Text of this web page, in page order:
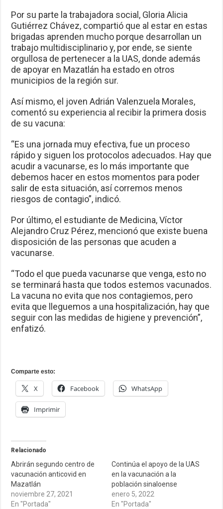
Por su parte la trabajadora social, Gloria Alicia
Gutiérrez Chávez, compartió que al estar en estas
brigadas aprenden mucho porque desarrollan un
trabajo multidisciplinario y, por ende, se siente
orgullosa de pertenecer a la UAS, donde además
de apoyar en Mazatlán ha estado en otros
municipios de la región sur.
Así mismo, el joven Adrián Valenzuela Morales,
comentó su experiencia al recibir la primera dosis
de su vacuna:
“Es una jornada muy efectiva, fue un proceso
rápido y siguen los protocolos adecuados. Hay que
acudir a vacunarse, es lo más importante que
debemos hacer en estos momentos para poder
salir de esta situación, así corremos menos
riesgos de contagio”, indicó.
Por último, el estudiante de Medicina, Víctor
Alejandro Cruz Pérez, mencionó que existe buena
disposición de las personas que acuden a
vacunarse.
“Todo el que pueda vacunarse que venga, esto no
se terminará hasta que todos estemos vacunados.
La vacuna no evita que nos contagiemos, pero
evita que lleguemos a una hospitalización, hay que
seguir con las medidas de higiene y prevención”,
enfatizó.
Comparte esto:
X Facebook WhatsApp
Imprimir
Relacionado
Abrirán segundo centro de
vacunación anticovid en
Mazatlán
noviembre 27, 2021
En "Portada"
Continúa el apoyo de la UAS
en la vacunación a la
población sinaloense
enero 5, 2022
En "Portada"